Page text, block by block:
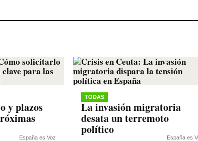
y plazos
España es Voz
TODAS
La invasión migratoria
desata un terremoto
político
España es